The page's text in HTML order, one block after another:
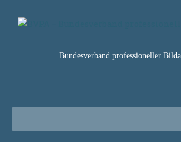
Bundesverband professioneller